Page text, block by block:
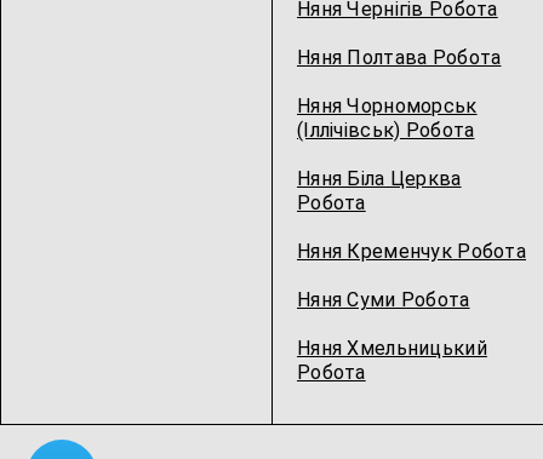
Няня Чернігів Робота
Няня Полтава Робота
Няня Чорноморськ
(Іллічівськ) Робота
Няня Біла Церква
Робота
Няня Кременчук Робота
Няня Суми Робота
Няня Хмельницький
Робота